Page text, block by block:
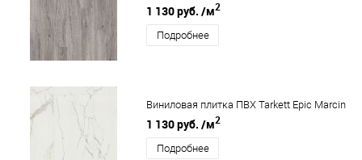
1 130 руб. /м2
Подробнее
Виниловая плитка ПВХ Tarkett Epic Marcin
1 130 руб. /м2
Подробнее